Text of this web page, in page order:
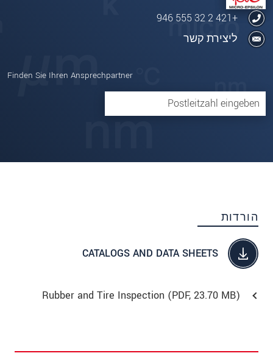
+421 2 32 555 946
ליצירת קשר
Finden Sie Ihren Ansprechpartner
הורדות
CATALOGS AND DATA SHEETS
Rubber and Tire Inspection (PDF, 23.70 MB)